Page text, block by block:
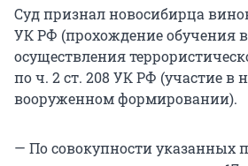
Суд признал новосибирца
УК РФ (прохождение обучения
осуществления
по ч. 2 ст. 208 УК РФ (участие в
вооруженном формировании).
— По совокупности указанных